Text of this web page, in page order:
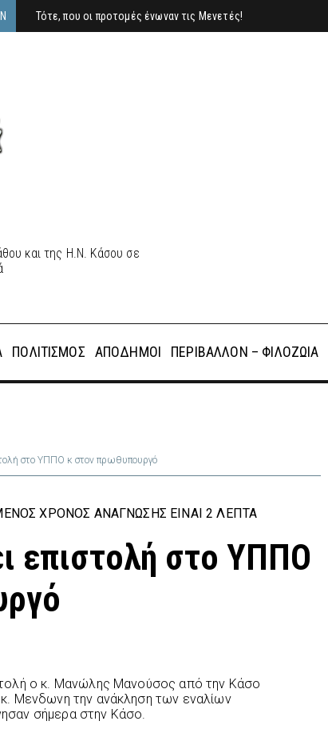
Τότε, που οι προτομές ένωναν τις Μενετές!
και της Η.Ν. Κάσου σε
ΠΟΛΙΤΙΣΜΌΣ ΑΠΌΔΗΜΟΙ ΠΕΡΙΒΆΛΛΟΝ – ΦΙΛΟΖΩΊΑ
στο ΥΠΠΟ κ στον πρωθυπουργό
ΧΡΌΝΟΣ ΑΝΆΓΝΩΣΗΣ ΕΊΝΑΙ 2 ΛΕΠΤΆ
επιστολή στο ΥΠΠΟ
ο κ. Μανώλης Μανούσος από την Κάσο
Μενδωνη την ανάκληση των εναλίων
σήμερα στην Κάσο.